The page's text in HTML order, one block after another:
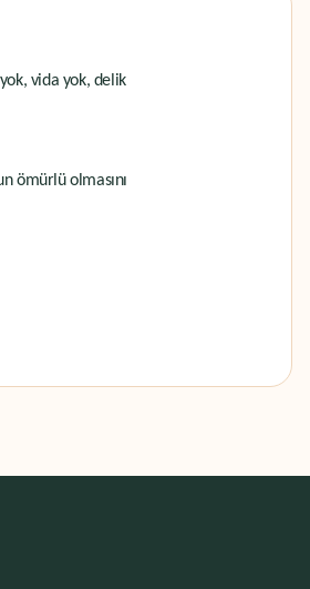
vida yok, delik
ömürlü olmasını